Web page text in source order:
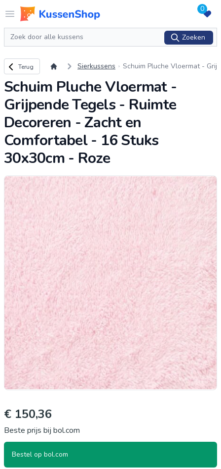
Open menu
Logo www.kussenshop.nl 0
Zoeken
Zoeken
Terug naar overzicht
Terug Sierkussens
Schuim Pluche Vloermat - Grij
eren - Zacht en Comfortabel
Schuim Pluche Vloermat -
Grijpende Tegels - Ruimte
Decoreren - Zacht en
Comfortabel - 16 Stuks
30x30cm - Roze
€ 150,36
Beste prijs bij bol.com
Bestel op bol.com